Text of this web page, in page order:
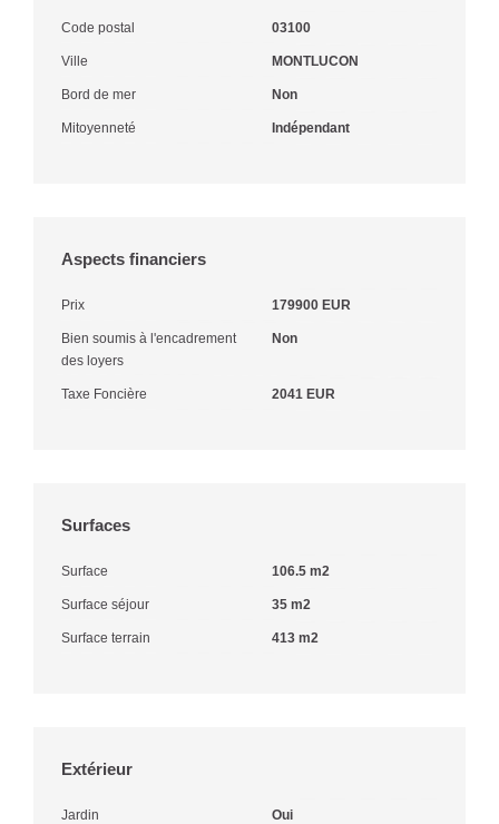
Code postal 03100
Ville MONTLUCON
Bord de mer Non
Mitoyenneté Indépendant
Aspects financiers
Prix 179900 EUR
Bien soumis à l'encadrement
des loyers
Non
Taxe Foncière 2041 EUR
Surfaces
Surface 106.5 m2
Surface séjour 35 m2
Surface terrain 413 m2
Extérieur
Jardin Oui